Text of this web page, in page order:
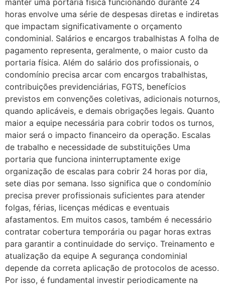
manter uma portaria física funcionando durante 24
horas envolve uma série de despesas diretas e indiretas
que impactam significativamente o orçamento
condominial. Salários e encargos trabalhistas A folha de
pagamento representa, geralmente, o maior custo da
portaria física. Além do salário dos profissionais, o
condomínio precisa arcar com encargos trabalhistas,
contribuições previdenciárias, FGTS, benefícios
previstos em convenções coletivas, adicionais noturnos,
quando aplicáveis, e demais obrigações legais. Quanto
maior a equipe necessária para cobrir todos os turnos,
maior será o impacto financeiro da operação. Escalas
de trabalho e necessidade de substituições Uma
portaria que funciona ininterruptamente exige
organização de escalas para cobrir 24 horas por dia,
sete dias por semana. Isso significa que o condomínio
precisa prever profissionais suficientes para atender
folgas, férias, licenças médicas e eventuais
afastamentos. Em muitos casos, também é necessário
contratar cobertura temporária ou pagar horas extras
para garantir a continuidade do serviço. Treinamento e
atualização da equipe A segurança condominial
depende da correta aplicação de protocolos de acesso.
Por isso, é fundamental investir periodicamente na